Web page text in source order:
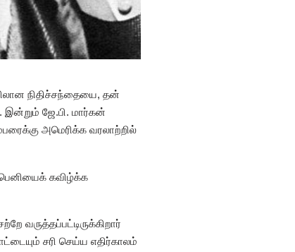
நிதிச்சந்தையை, தன்
இன்றும் ஜே.பி. மார்கன்
அமெரிக்க வரலாற்றில்
கவிழ்க்க
வருத்தப்பட்டிருக்கிறார்
சரி செய்ய எதிர்காலம்